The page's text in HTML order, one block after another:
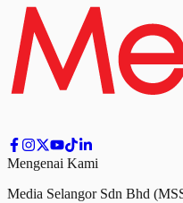
Mengenai Kami
Media Selangor Sdn Bhd